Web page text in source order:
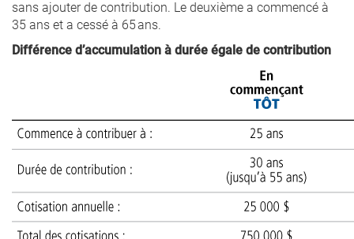
sans ajouter de contribution. Le deuxième a commencé à
35 ans et a cessé à 65 ans.
Différence d’accumulation à durée égale de contribution